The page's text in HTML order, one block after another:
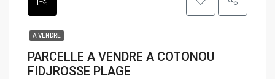
A VENDRE
PARCELLE A VENDRE A COTONOU
FIDJROSSE PLAGE